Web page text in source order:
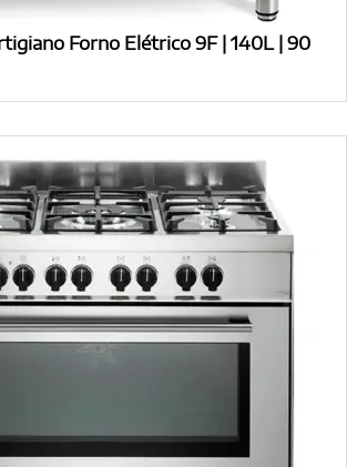
Forno Elétrico 9F | 140L | 90